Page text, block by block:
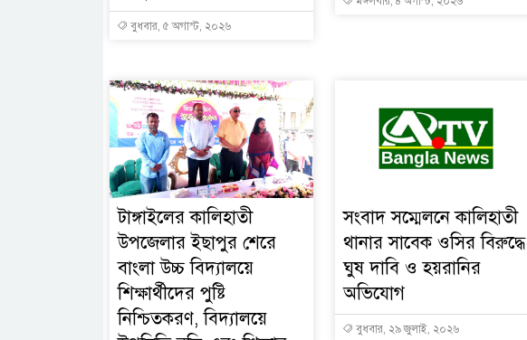
বুধবার, ৫ অগাস্ট, ২০২৬
টাঙ্গাইলের কালিহাতী
উপজেলার ইছাপুর শেরে
বাংলা উচ্চ বিদ্যালয়ে
শিক্ষার্থীদের পুষ্টি
নিশ্চিতকরণ, বিদ্যালয়ে
সংবাদ সম্মেলনে কালিহাতী
থানার সাবেক ওসির বিরুদ্ধে
ঘুষ দাবি ও হয়রানির
অভিযোগ
বুধবার, ২৯ জুলাই, ২০২৬